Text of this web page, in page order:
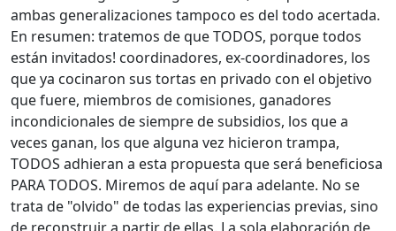
ambas generalizaciones tampoco es del todo acertada.
En resumen: tratemos de que TODOS, porque todos
están invitados! coordinadores, ex-coordinadores, los
que ya cocinaron sus tortas en privado con el objetivo
que fuere, miembros de comisiones, ganadores
incondicionales de siempre de subsidios, los que a
veces ganan, los que alguna vez hicieron trampa,
TODOS adhieran a esta propuesta que será beneficiosa
PARA TODOS. Miremos de aquí para adelante. No se
trata de "olvido" de todas las experiencias previas, sino